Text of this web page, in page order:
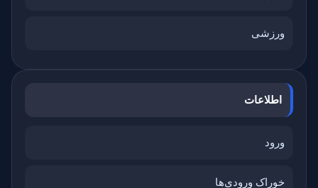
ورزشی
اطلاعات
ورود
خوراک ورودی‌ها